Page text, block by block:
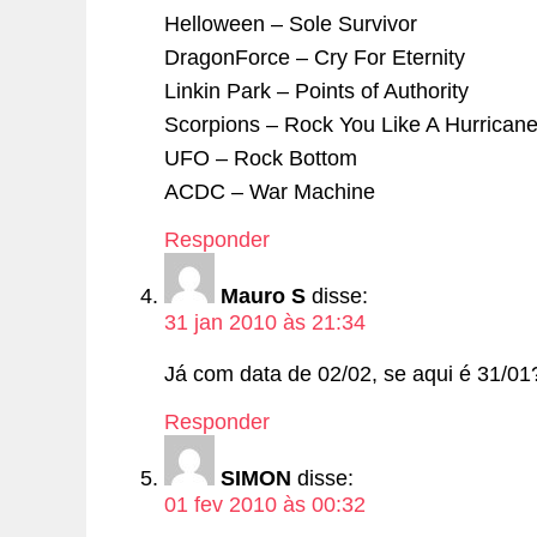
Helloween – Sole Survivor
DragonForce – Cry For Eternity
Linkin Park – Points of Authority
Scorpions – Rock You Like A Hurricane
UFO – Rock Bottom
ACDC – War Machine
Responder
Mauro S disse:
31 jan 2010 às 21:34
Já com data de 02/02, se aqui é 31/
Responder
SIMON disse:
01 fev 2010 às 00:32